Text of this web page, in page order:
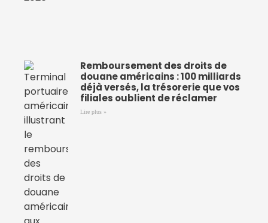
Remboursement des droits de
douane américains : 100 milliards
déjà versés, la trésorerie que vos
filiales oublient de réclamer
Lire plus »